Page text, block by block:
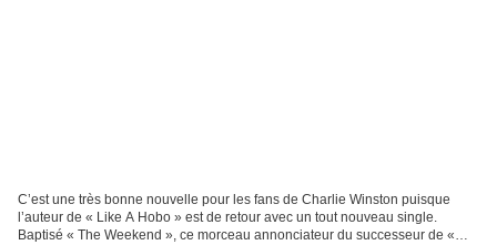
C’est une très bonne nouvelle pour les fans de Charlie Winston puisque
l’auteur de « Like A Hobo » est de retour avec un tout nouveau single.
Baptisé « The Weekend », ce morceau annonciateur du successeur de «